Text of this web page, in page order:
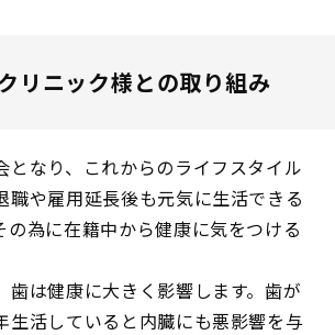
リニック様との取り組み
となり、これからのライフスタイル
職や雇用延長後も元気に生活できる
の為に在籍中から健康に気をつける
歯は健康に大きく影響します。歯が
生活していると内臓にも悪影響を与